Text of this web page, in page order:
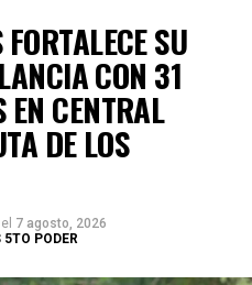
SU
CON 31
EN CENTRAL
DE LOS
el 7 agosto, 2026
PODER